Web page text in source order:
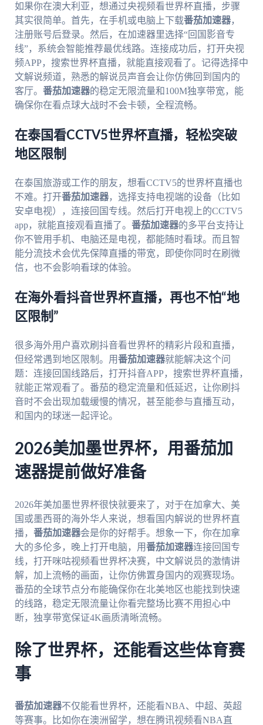
如果你在澳大利亚，想通过央视频看世界杯直播，步骤
其实很简单。首先，在手机或电脑上下载番茄加速器，
注册账号后登录。然后，在加速器里选择“回国影音专
线”，系统会智能推荐最优线路。连接成功后，打开央视
频APP，搜索世界杯直播，就能直接观看了。记得选择中
文解说频道，熟悉的解说员声音会让你仿佛回到国内的
客厅。 番茄加速器的稳定无限流量和100M独享带宽，能
确保你在看点球大战时不会卡顿，全程流畅。
在泰国看CCTV5世界杯直播，轻松突破
地区限制
在泰国旅游或工作的朋友，想看CCTV5的世界杯直播也
不难。打开番茄加速器，选择支持电视端的设备（比如
安卓电视），连接回国专线。然后打开电视上的CCTV5
app，就能直接观看直播了。 番茄加速器的多平台支持让
你不管用手机、电脑还是电视，都能随时看球。而且智
能分流技术会优先保障直播的带宽，即使你同时在刷微
信，也不会影响看球的体验。
在海外看抖音世界杯直播，再也不怕“地
区限制”
很多海外用户喜欢刷抖音看世界杯的精彩片段和直播，
但经常遇到地区限制。用番茄加速器就能解决这个问
题：连接回国线路后，打开抖音APP，搜索世界杯直播，
就能正常观看了。番茄的稳定流量和低延迟，让你刷抖
音时不会出现加载缓慢的情况，甚至能参与直播互动，
和国内的球迷一起评论。
2026美加墨世界杯，用番茄加
速器提前做好准备
2026年美加墨世界杯很快就要来了，对于在加拿大、美
国或墨西哥的海外华人来说，想看国内解说的世界杯直
播， 番茄加速器会是你的好帮手。想象一下，你在加拿
大的多伦多，晚上打开电脑，用番茄加速器连接回国专
线，打开咪咕视频看世界杯决赛，中文解说员的激情讲
解，加上流畅的画面，让你仿佛置身国内的观赛现场。
番茄的全球节点分布能确保你在北美地区也能找到快速
的线路，稳定无限流量让你看完整场比赛不用担心中
断，独享带宽保证4K画质清晰流畅。
除了世界杯，还能看这些体育赛
事
番茄加速器不仅能看世界杯，还能看NBA、中超、英超
等赛事。比如你在澳洲留学，想在腾讯视频看NBA直